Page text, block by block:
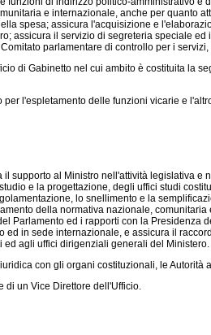
e internazionale, anche per
spesa; assicura l'acquisizione e
assicura il servizio di segreteria speciale
parlamentare di controllo per i
di Gabinetto nel cui ambito è costituita la
l'espletamento delle funzioni vicarie e
al Ministro nell'attività legislativa
e la progettazione, degli uffici studi
lo snellimento e la
della normativa nazionale,
Parlamento ed i rapporti con la
in sede internazionale, e assicura il
agli uffici dirigenziali generali del
con gli organi costituzionali, le Autorità
un Vice Direttore dell'Ufficio.